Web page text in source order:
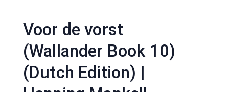
Voor de vorst
(Wallander Book 10)
(Dutch Edition) |